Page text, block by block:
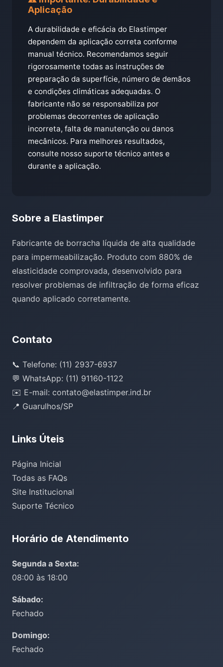
Aplicação
A durabilidade e eficácia do Elastimper
dependem da aplicação correta conforme
manual técnico. Recomendamos seguir
rigorosamente todas as instruções de
preparação da superfície, número de demãos
e condições climáticas adequadas. O
fabricante não se responsabiliza por
problemas decorrentes de aplicação
incorreta, falta de manutenção ou danos
mecânicos. Para melhores resultados,
consulte nosso suporte técnico antes e
durante a aplicação.
Sobre a Elastimper
Fabricante de borracha líquida de alta qualidade
para impermeabilização. Produto com 880% de
elasticidade comprovada, desenvolvido para
resolver problemas de infiltração de forma eficaz
quando aplicado corretamente.
Contato
📞 Telefone: (11) 2937-6937
💬 WhatsApp: (11) 91160-1122
✉️ E-mail: contato@elastimper.ind.br
📍 Guarulhos/SP
Links Úteis
Página Inicial
Todas as FAQs
Site Institucional
Suporte Técnico
Horário de Atendimento
Segunda a Sexta:
08:00 às 18:00
Sábado:
Fechado
Domingo:
Fechado